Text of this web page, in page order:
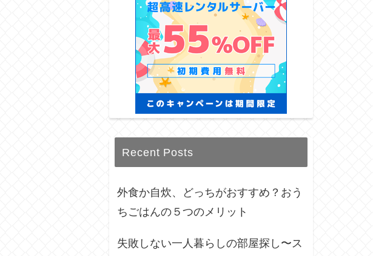
Recent Posts
外食か自炊、どっちがおすすめ？おう
ちごはんの５つのメリット
失敗しない一人暮らしの部屋探し〜ス